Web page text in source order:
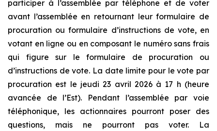
participer à l’assemblée par téléphone et de voter
avant l’assemblée en retournant leur formulaire de
procuration ou formulaire d’instructions de vote, en
votant en ligne ou en composant le numéro sans frais
qui figure sur le formulaire de procuration ou
d’instructions de vote. La date limite pour le vote par
procuration est le jeudi 23 avril 2026 à 17 h (heure
avancée de l’Est). Pendant l’assemblée par voie
téléphonique, les actionnaires pourront poser des
questions, mais ne pourront pas voter. La